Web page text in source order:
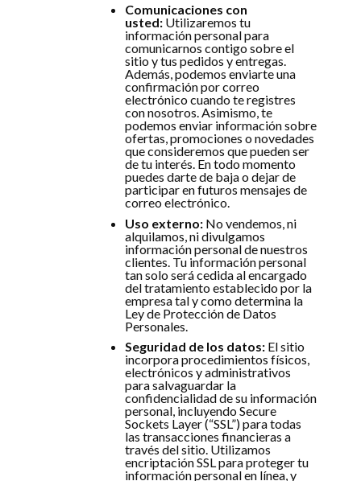
Comunicaciones con
usted:Utilizaremos tu
información personal para
comunicarnos contigo sobre el
sitio y tus pedidos y entregas.
Además, podemos enviarte una
confirmación por correo
electrónico cuando te registres
con nosotros. Asimismo, te
podemos enviar información sobre
ofertas, promociones o novedades
que consideremos que pueden ser
de tu interés. En todo momento
puedes darte de baja o dejar de
participar en futuros mensajes de
correo electrónico.
Uso externo:No vendemos, ni
alquilamos, ni divulgamos
información personal de nuestros
clientes. Tu información personal
tan solo será cedida al encargado
del tratamiento establecido por la
empresa tal y como determina la
Ley de Protección de Datos
Personales.
Seguridad de los datos:El sitio
incorpora procedimientos físicos,
electrónicos y administrativos
para salvaguardar la
confidencialidad de su información
personal, incluyendo Secure
Sockets Layer (“SSL”) para todas
las transacciones financieras a
través del sitio. Utilizamos
encriptación SSL para proteger tu
información personal en línea, y